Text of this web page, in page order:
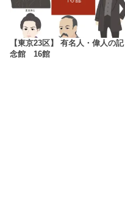
【東京23区】 有名人・偉人の記
念館 16館